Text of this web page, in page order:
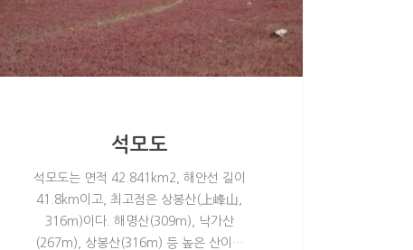
석모도
석모도는 면적 42.841km2, 해안선 길이
41.8km이고, 최고점은 상봉산(上峰山,
316m)이다. 해명산(309m), 낙가산
(267m), 상봉산(316m) 등 높은 산이…